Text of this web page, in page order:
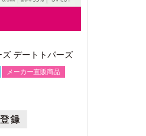
デートトパーズ
メーカー直販商品